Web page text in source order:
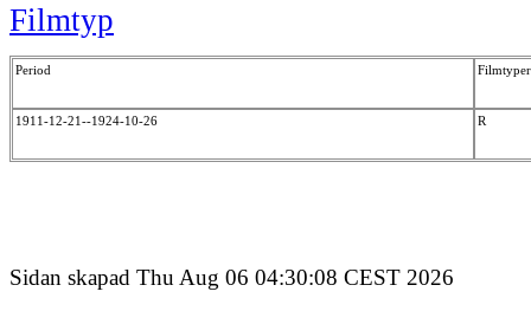
Filmtyp
Period Filmtyper
1911-12-21--1924-10-26 R
Sidan skapad Thu Aug 06 04:30:08 CEST 2026